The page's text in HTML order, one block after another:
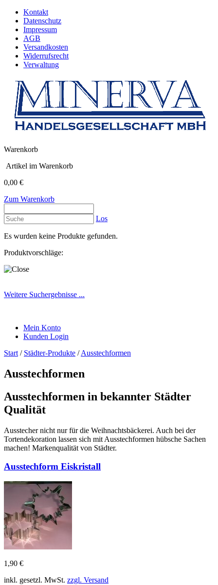
Kontakt
Datenschutz
Impressum
AGB
Versandkosten
Widerrufsrecht
Verwaltung
Warenkorb
Artikel im Warenkorb
0,00 €
Zum Warenkorb
Los
Es wurden keine Produkte gefunden.
Produktvorschläge:
Weitere Suchergebnisse ...
Mein Konto
Kunden Login
Start / Städter-Produkte /Ausstechformen
Ausstechformen
Ausstechformen in bekannter Städter
Qualität
Ausstecher nicht nur für die Weihnachtsbäckerei. Auch bei der
Tortendekoration lassen sich mit Ausstechformen hübsche Sachen
machen! Markenqualität von Städter.
Ausstechform Eiskristall
1,90 €
inkl. gesetzl. MwSt. zzgl. Versand